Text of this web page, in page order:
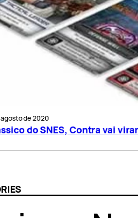
de 2020
do SNES, Contra vai